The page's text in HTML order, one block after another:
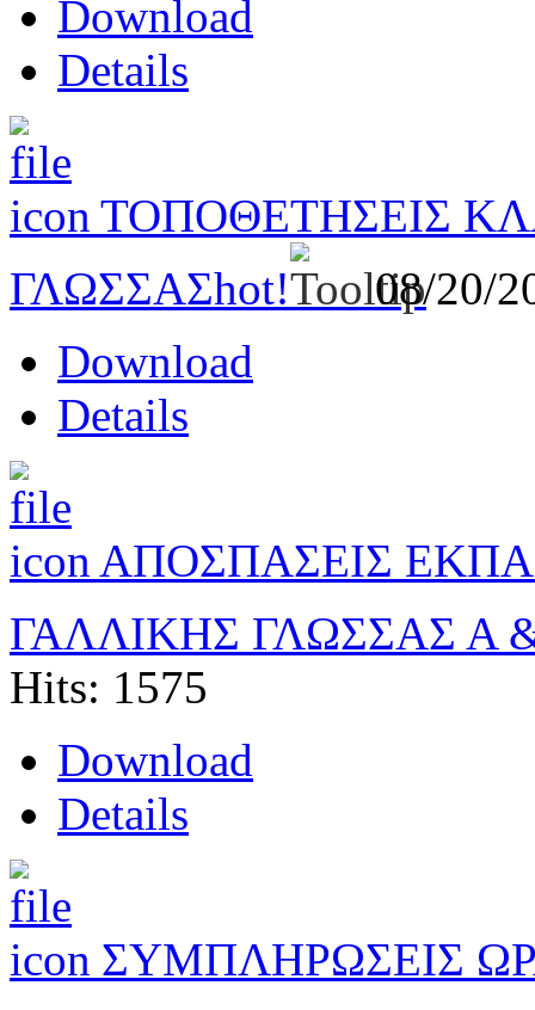
Download
Details
ΤΟΠΟΘΕΤΗΣΕΙΣ
ΓΛΩΣΣΑΣhot!
08/20/
Download
Details
ΑΠΟΣΠΑΣΕΙΣ
ΓΑΛΛΙΚΗΣ ΓΛΩΣΣΑΣ Α
Hits: 1575
Download
Details
ΣΥΜΠΛΗΡΩΣΕΙΣ